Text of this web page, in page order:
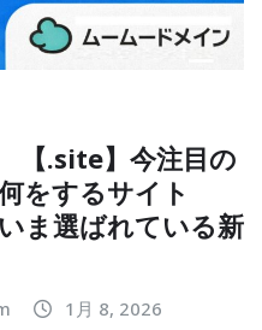
【.site】今注目の
をするサイト
ま選ばれている新
1月 8, 2026